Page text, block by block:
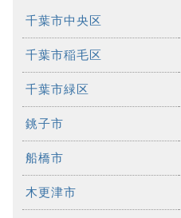
千葉市中央区
千葉市稲毛区
千葉市緑区
銚子市
船橋市
木更津市